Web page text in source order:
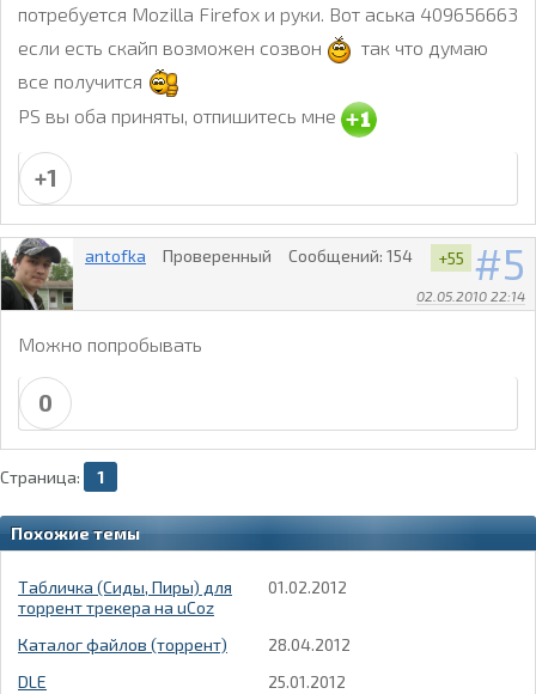
потребуется Mozilla Firefox и руки. Вот аська 409656663
если есть скайп возможен созвон
так что думаю
все получится
PS вы оба приняты, отпишитесь мне
+1
5
02.05.2010 22:14
antofka Проверенный Сообщений: 154 +55
Можно попробывать
0
Страница: 1
Похожие темы
Табличка (Сиды, Пиры) для
торрент трекера на uCoz
01.02.2012
Каталог файлов (торрент)
28.04.2012
DLE
25.01.2012